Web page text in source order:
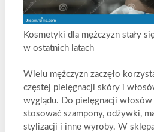
Kosmetyki dla mężczyzn stały
w ostatnich latach
Wielu mężczyzn zaczęło
częstej pielęgnacji skóry i
wyglądu. Do pielęgnacji włosów
stosować szampony, odżywki,
stylizacji i inne wyroby. W